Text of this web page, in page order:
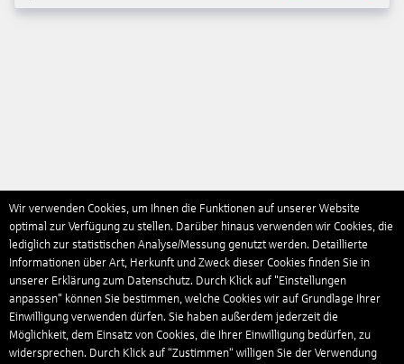
Wir verwenden Cookies, um Ihnen die Funktionen auf unserer Website
optimal zur Verfügung zu stellen. Darüber hinaus verwenden wir Cookies, die
lediglich zur statistischen Analyse/Messung genutzt werden. Detaillierte
Informationen über Art, Herkunft und Zweck dieser Cookies finden Sie in
unserer Erklärung zum Datenschutz. Durch Klick auf "Einstellungen
anpassen" können Sie bestimmen, welche Cookies wir auf Grundlage Ihrer
Einwilligung verwenden dürfen. Sie haben außerdem jederzeit die
Möglichkeit, dem Einsatz von Cookies, die Ihrer Einwilligung bedürfen, zu
widersprechen. Durch Klick auf “Zustimmen“ willigen Sie der Verwendung